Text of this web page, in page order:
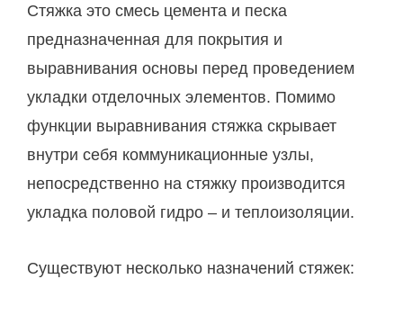
Стяжка это смесь цемента и песка
предназначенная для покрытия и
выравнивания основы перед проведением
укладки отделочных элементов. Помимо
функции выравнивания стяжка скрывает
внутри себя коммуникационные узлы,
непосредственно на стяжку производится
укладка половой гидро – и теплоизоляции.
Существуют несколько назначений стяжек: